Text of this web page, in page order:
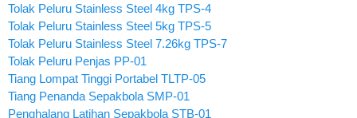
Tolak Peluru Stainless Steel 4kg TPS-4
Tolak Peluru Stainless Steel 5kg TPS-5
Tolak Peluru Stainless Steel 7.26kg TPS-7
Tolak Peluru Penjas PP-01
Tiang Lompat Tinggi Portabel TLTP-05
Tiang Penanda Sepakbola SMP-01
Penghalang Latihan Sepakbola STB-01